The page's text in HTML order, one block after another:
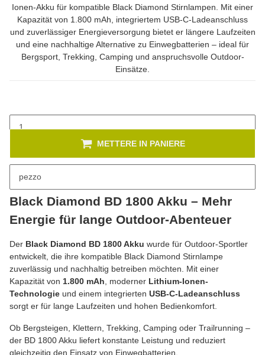
Ionen-Akku für kompatible Black Diamond Stirnlampen. Mit einer
Kapazität von 1.800 mAh, integriertem USB-C-Ladeanschluss
und zuverlässiger Energieversorgung bietet er längere Laufzeiten
und eine nachhaltige Alternative zu Einwegbatterien – ideal für
Bergsport, Trekking, Camping und anspruchsvolle Outdoor-
Einsätze.
pezzo
METTERE IN PANIERE
Black Diamond BD 1800 Akku – Mehr
Energie für lange Outdoor-Abenteuer
Der Black Diamond BD 1800 Akku wurde für Outdoor-Sportler
entwickelt, die ihre kompatible Black Diamond Stirnlampe
zuverlässig und nachhaltig betreiben möchten. Mit einer
Kapazität von 1.800 mAh , moderner Lithium-Ionen-
Technologie und einem integrierten USB-C-Ladeanschluss
sorgt er für lange Laufzeiten und hohen Bedienkomfort.
Ob Bergsteigen, Klettern, Trekking, Camping oder Trailrunning –
der BD 1800 Akku liefert konstante Leistung und reduziert
gleichzeitig den Einsatz von Einwegbatterien.